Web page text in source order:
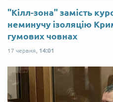
"Кілл-зона" замість
неминучу ізоляцію
гумових човнах
17 червня, 14:01